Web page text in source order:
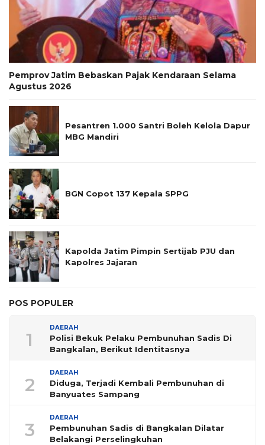
Pemprov Jatim Bebaskan Pajak Kendaraan Selama
Agustus 2026
Pesantren 1.000 Santri Boleh Kelola Dapur
MBG Mandiri
BGN Copot 137 Kepala SPPG
Kapolda Jatim Pimpin Sertijab PJU dan
Kapolres Jajaran
POS POPULER
1
DAERAH
Polisi Bekuk Pelaku Pembunuhan Sadis Di
Bangkalan, Berikut Identitasnya
2
DAERAH
Diduga, Terjadi Kembali Pembunuhan di
Banyuates Sampang
3
DAERAH
Pembunuhan Sadis di Bangkalan Dilatar
Belakangi Perselingkuhan